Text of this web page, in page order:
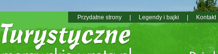
Przydatne strony Legendy i bajki Kontakt